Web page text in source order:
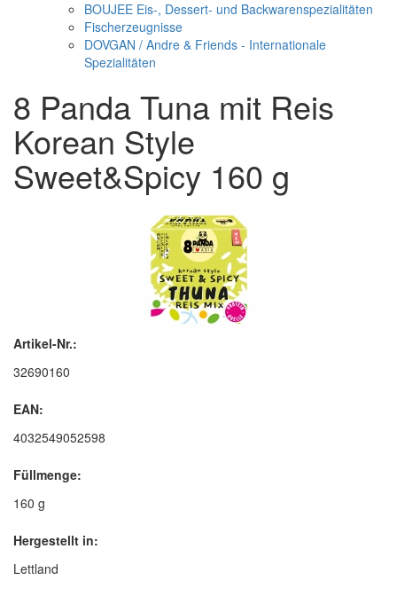
BOUJEE Eis-, Dessert- und Backwarenspezialitäten
Fischerzeugnisse
DOVGAN / Andre & Friends - Internationale
Spezialitäten
8 Panda Tuna mit Reis
Korean Style
Sweet&Spicy 160 g
Artikel-Nr.:
32690160
EAN:
4032549052598
Füllmenge:
160 g
Hergestellt in:
Lettland